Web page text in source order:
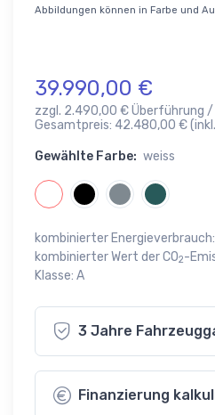
Abbildungen können in Farbe und
39.990,00 €
zzgl. 2.490,00 € Überführung
Gesamtpreis: 42.480,00 € (inkl.
Gewählte Farbe: weiss
kombinierter
kombinierter Wert der CO2-
Klasse: A
3 Jahre
Finanzierung